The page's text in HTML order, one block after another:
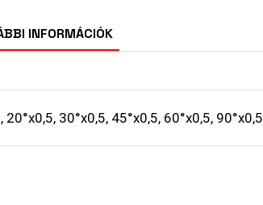
INFORMÁCIÓK
30°x0,5, 45°x0,5, 60°x0,5, 90°x0,5